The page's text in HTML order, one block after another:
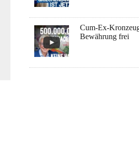
Cum-Ex-
Bewährung frei